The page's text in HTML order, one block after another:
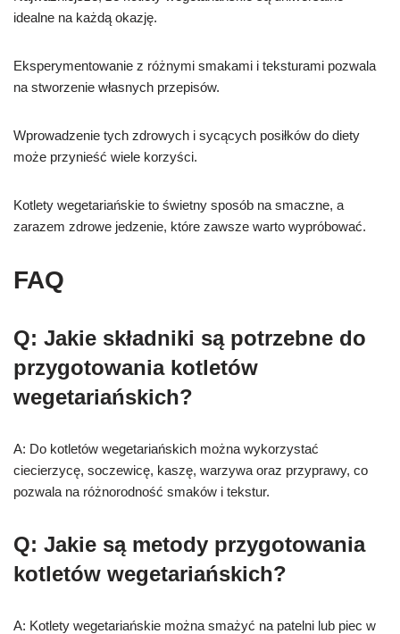
idealne na każdą okazję.
Eksperymentowanie z różnymi smakami i teksturami pozwala
na stworzenie własnych przepisów.
Wprowadzenie tych zdrowych i sycących posiłków do diety
może przynieść wiele korzyści.
Kotlety wegetariańskie to świetny sposób na smaczne, a
zarazem zdrowe jedzenie, które zawsze warto wypróbować.
FAQ
Q: Jakie składniki są potrzebne do
przygotowania kotletów
wegetariańskich?
A: Do kotletów wegetariańskich można wykorzystać
ciecierzycę, soczewicę, kaszę, warzywa oraz przyprawy, co
pozwala na różnorodność smaków i tekstur.
Q: Jakie są metody przygotowania
kotletów wegetariańskich?
A: Kotlety wegetariańskie można smażyć na patelni lub piec w